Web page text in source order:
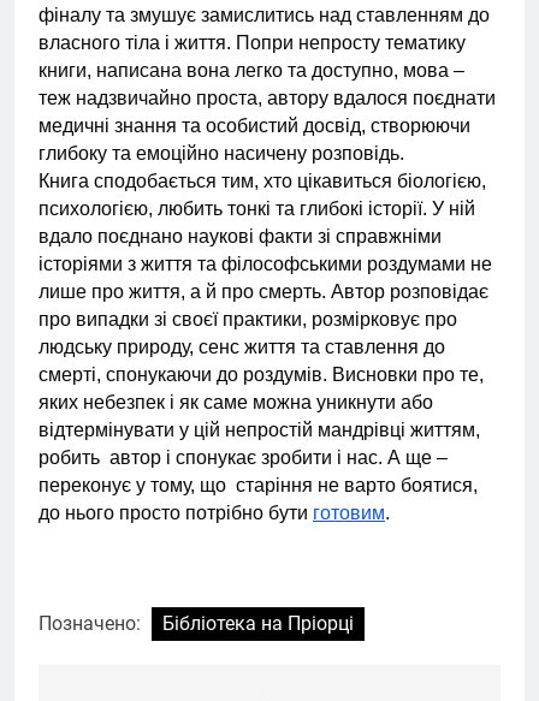
фіналу та змушує замислитись над ставленням до
власного тіла і життя. Попри непросту тематику
книги, написана вона легко та доступно, мова –
теж надзвичайно проста, автору вдалося поєднати
медичні знання та особистий досвід, створюючи
глибоку та емоційно насичену розповідь.
Книга сподобається тим, хто цікавиться біологією,
психологією, любить тонкі та глибокі історії. У ній
вдало поєднано наукові факти зі справжніми
історіями з життя та філософськими роздумами не
лише про життя, а й про смерть. Автор розповідає
про випадки зі своєї практики, розмірковує про
людську природу, сенс життя та ставлення до
смерті, спонукаючи до роздумів. Висновки про те,
яких небезпек і як саме можна уникнути або
відтермінувати у цій непростій мандрівці життям,
робить автор і спонукає зробити і нас. А ще –
переконує у тому, що старіння не варто боятися,
до нього просто потрібно бути готовим.
Позначено: Бібліотека на Пріорці